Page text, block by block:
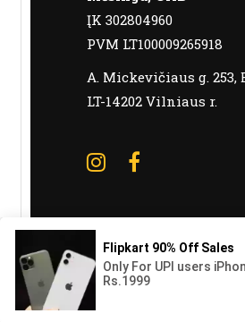
ĮK 302804960
PVM LT100009265918
A. Mickevičiaus g. 253,
LT-14202 Vilniaus r.
© 2020 Meatos yra